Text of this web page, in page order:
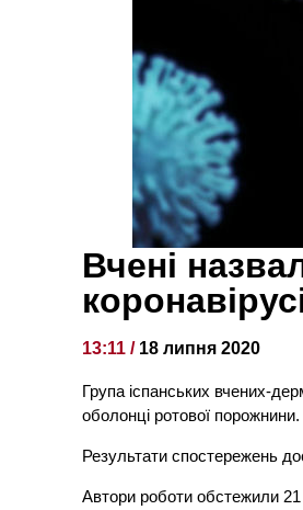
Вчені
13:11 / 18 липня 2020
Група іспанських вчених-
оболонці ротової порожнини.
Результати спостережень
Автори роботи обстежили